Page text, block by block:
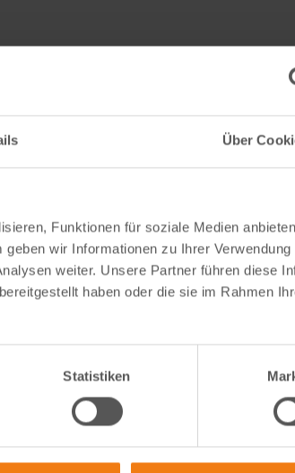
Über
Funktionen für soziale Medien
wir Informationen zu Ihrer Verwendung
weiter. Unsere Partner führen diese
haben oder die sie im Rahmen
Statistiken